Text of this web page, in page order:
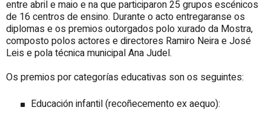
entre abril e maio e na que participaron 25 grupos escénicos
de 16 centros de ensino. Durante o acto entregaranse os
diplomas e os premios outorgados polo xurado da Mostra,
composto polos actores e directores Ramiro Neira e José
Leis e pola técnica municipal Ana Judel.
Os premios por categorías educativas son os seguintes:
Educación infantil (recoñecemento ex aequo):